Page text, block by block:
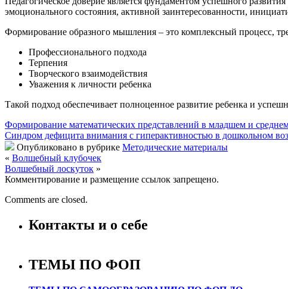
эмоционального состояния, активной заинтересованности,
Формирование образного мышления – это комплексный процесс,
Профессионального подхода
Терпения
Творческого взаимодействия
Уважения к личности ребенка
Такой подход обеспечивает полноценное развитие ребенка и
Формирование математических представлений в младшем и
Синдром дефицита внимания с гиперактивностью в дошкольном
Опубликовано в рубрике Методические материалы
« Волшебный клубочек
Волшебный лоскуток »
Комментирование и размещение ссылок запрещено.
Comments are closed.
Контакты и о себе
ТЕМЫ ПО ФОП